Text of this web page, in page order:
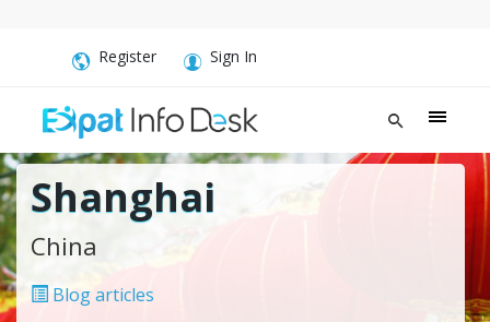
Register Sign In
Shanghai
China
Blog articles